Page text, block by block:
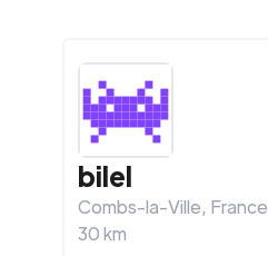
bilel
Combs-la-Ville, France
30km